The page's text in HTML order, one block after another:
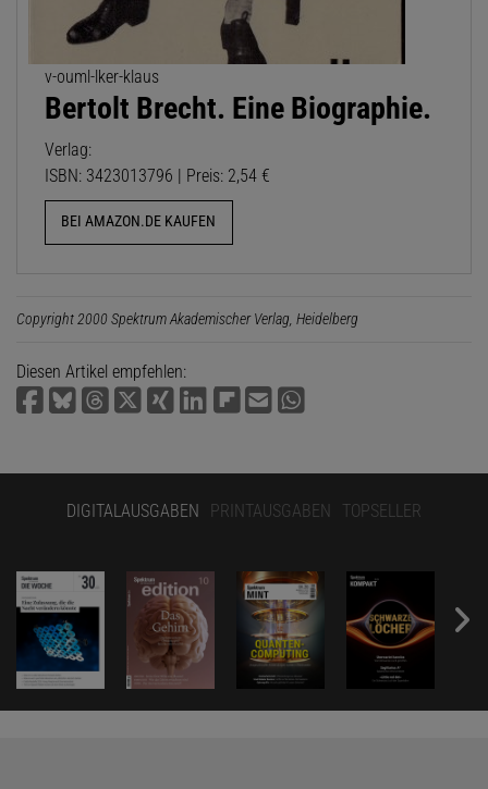
v-ouml-lker-klaus
Bertolt Brecht. Eine Biographie.
Verlag:
ISBN: 3423013796 | Preis: 2,54 €
BEI AMAZON.DE KAUFEN
Copyright 2000 Spektrum Akademischer Verlag, Heidelberg
Diesen Artikel empfehlen:
DIGITALAUSGABEN PRINTAUSGABEN TOPSELLER